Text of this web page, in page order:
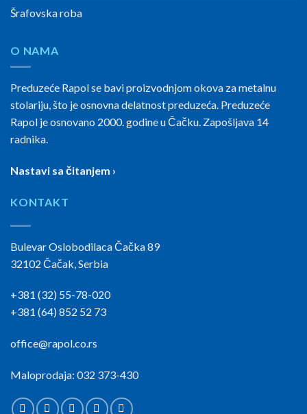
Šrafovska roba
O NAMA
Preduzeće Rapol se bavi proizvodnjom okova za metalnu
stolariju, što je osnovna delatnost preduzeća. Preduzeće
Rapol je osnovano 2000. godine u Čačku. Zapošljava 14
radnika.
Nastavi sa čitanjem ›
KONTAKT
Bulevar Oslobodilaca Čačka 89
32102 Čačak, Serbia
+381 (32) 55-78-020
+381 (64) 852 52 73
office@rapol.co.rs
Maloprodaja: 032 373-430